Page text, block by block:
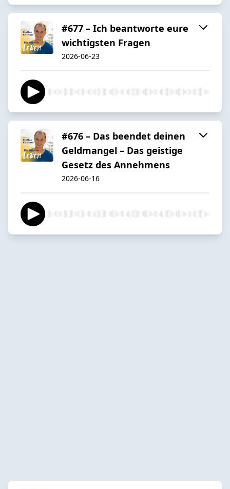
#677 – Ich beantworte eure
wichtigsten Fragen
2026-06-23
#676 – Das beendet deinen
Geldmangel – Das geistige
Gesetz des Annehmens
2026-06-16